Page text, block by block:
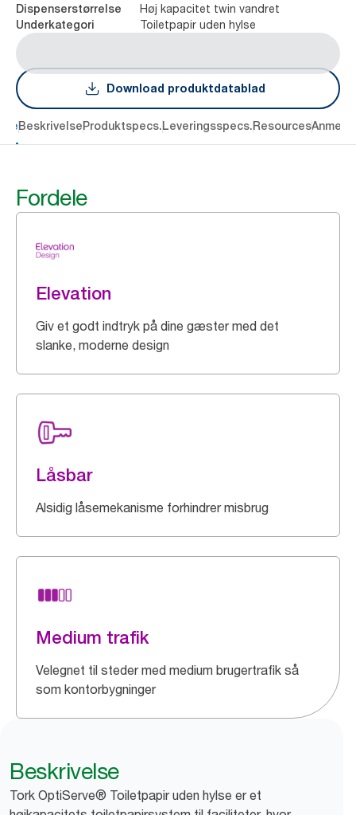
Dispenserstørrelse Høj kapacitet twin vandret
Underkategori Toiletpapir uden hylse
Download produktdatablad
BeskrivelseProduktspecs.Leveringsspecs.Resources
Fordele
Elevation
Giv et godt indtryk på dine gæster med det
slanke, moderne design
Låsbar
Alsidig låsemekanisme forhindrer misbrug
Medium trafik
Velegnet til steder med medium brugertrafik så
som kontorbygninger
Beskrivelse
Tork OptiServe® Toiletpapir uden hylse er et